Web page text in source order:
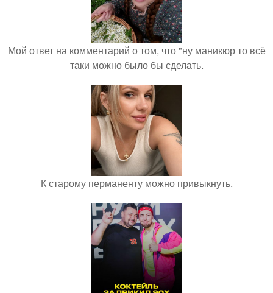
Мой ответ на комментарий о том, что "ну маникюр то всё
таки можно было бы сделать.
К старому перманенту можно привыкнуть.